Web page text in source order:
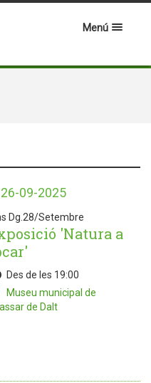
Menú
09-2025
Dg.28/Setembre
'Natura a
Des de les 19:00
Museu municipal de
de Dalt